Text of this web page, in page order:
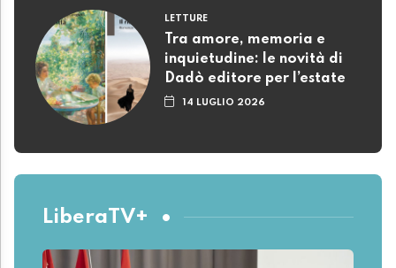
LETTURE
Tra amore, memoria e
inquietudine: le novità di
Dadò editore per l’estate
14 LUGLIO 2026
LiberaTV+